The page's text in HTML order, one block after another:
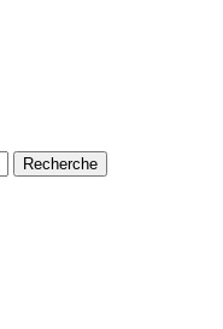
Recherche